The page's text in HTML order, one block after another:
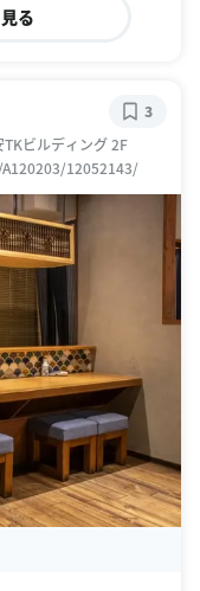
る
ビルディング 2F
12052143/
3